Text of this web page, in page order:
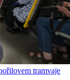
tramvaje